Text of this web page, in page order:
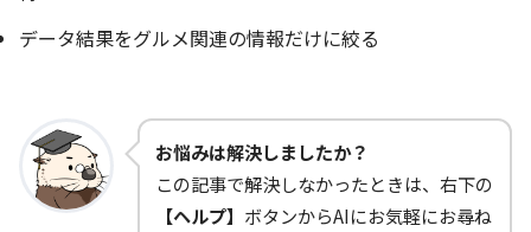
データ結果をグルメ関連の情報だけに絞る
お悩みは解決しましたか？
この記事で解決しなかったときは、右下の
【ヘルプ】 ボタンからAIにお気軽にお尋ね